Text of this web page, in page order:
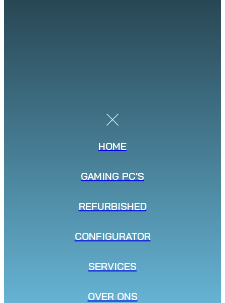
HOME
GAMING PC'S
REFURBISHED
CONFIGURATOR
SERVICES
OVER ONS